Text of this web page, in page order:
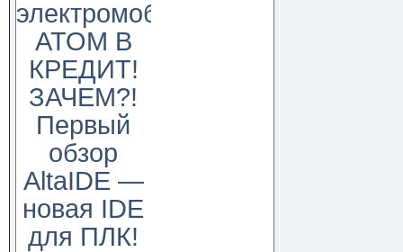
электромобиль
АТОМ В
КРЕДИТ!
ЗАЧЕМ?!
Первый
обзор
AltaIDE —
новая IDE
для ПЛК!